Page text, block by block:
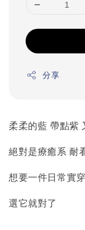
分享
柔柔的藍 帶點紫
絕對是療癒系 耐
想要一件日常實
選它就對了